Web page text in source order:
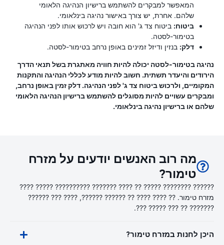
המאפשר למבקרים להשתמש ברישיון הנהיגה הלאומי
שלהם. אחרת, יש צורך באישור נהיגה בינלאומי.
ביטוח: ביטוח צד ג' הוא חובה ויש לרכוש אותו לפני הנהיגה
בטימור-לסטה.
דלק: בנזין ודיזל זמינים באופן נרחב בטימור-לסטה.
נהיגה בטימור-לסטה יכולה להיות חוויה מאתגרת בשל תנאי הדרך
הירודים והיעדר תשתית. חשוב להיות מודע לכללי הנהיגה והתקנות
המקומיים, ולרכוש ביטוח צד ג' לפני הנהיגה. דלק זמין באופן נרחב,
ומבקרים עשויים להיות מסוגלים להשתמש ברישיון הנהיגה הלאומי
שלהם או ברישיון נהיגה בינלאומי.
מה רוב האנשים יודעים על מזרח
טימור?
?????? ???????? ????? ?? ???? ??????? ?????????? ????? ????
מזרח טימור. ?? ???? ???? ?? ?????? ??????, ???? ??? ??????
??????? ?? ??? ????? ???.
היכן לחנות במזרח טימור?